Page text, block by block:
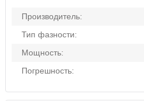
Производитель:
Тип фазности:
Мощность:
Погрешность: